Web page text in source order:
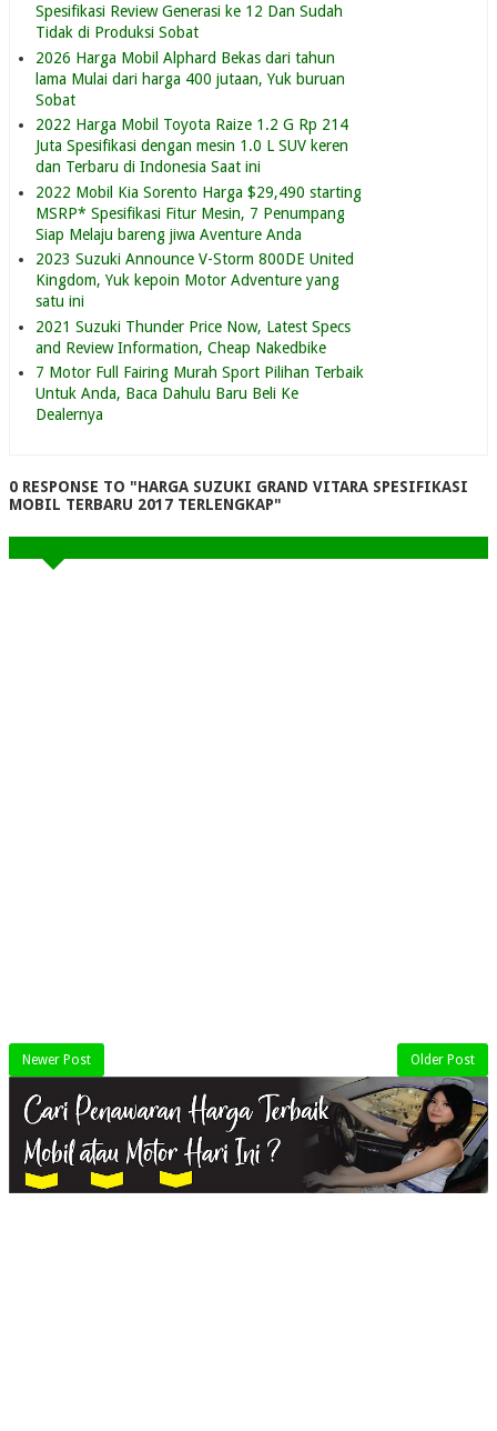
Spesifikasi Review Generasi ke 12 Dan Sudah
Tidak di Produksi Sobat
2026 Harga Mobil Alphard Bekas dari tahun
lama Mulai dari harga 400 jutaan, Yuk buruan
Sobat
2022 Harga Mobil Toyota Raize 1.2 G Rp 214
Juta Spesifikasi dengan mesin 1.0 L SUV keren
dan Terbaru di Indonesia Saat ini
2022 Mobil Kia Sorento Harga $29,490 starting
MSRP* Spesifikasi Fitur Mesin, 7 Penumpang
Siap Melaju bareng jiwa Aventure Anda
2023 Suzuki Announce V-Storm 800DE United
Kingdom, Yuk kepoin Motor Adventure yang
satu ini
2021 Suzuki Thunder Price Now, Latest Specs
and Review Information, Cheap Nakedbike
7 Motor Full Fairing Murah Sport Pilihan Terbaik
Untuk Anda, Baca Dahulu Baru Beli Ke
Dealernya
0 RESPONSE TO "HARGA SUZUKI GRAND VITARA SPESIFIKASI
MOBIL TERBARU 2017 TERLENGKAP"
Newer Post Older Post